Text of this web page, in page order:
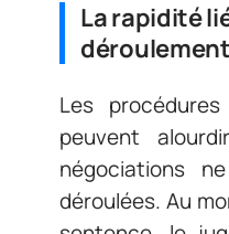
La rapidité
Les
peuvent
négociations
déroulées. Au